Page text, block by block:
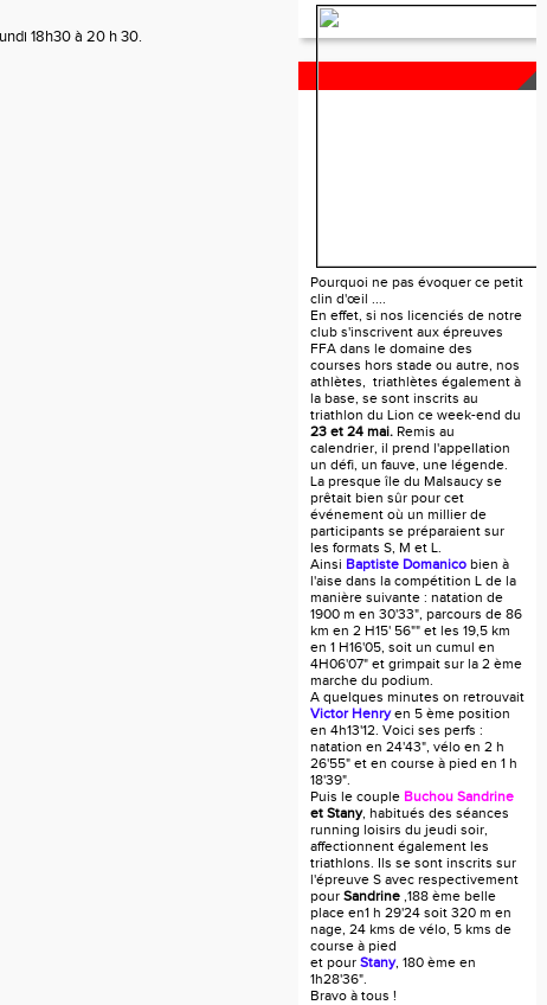
18h30 à 20 h 30.
TRIATHLON DU LION
Pourquoi ne pas évoquer ce petit
clin d'œil ....
En effet, si nos licenciés de notre
club s'inscrivent aux épreuves
FFA dans le domaine des
courses hors stade ou autre, nos
athlètes, triathlètes également à
la base, se sont inscrits au
triathlon du Lion ce week-end du
23 et 24 mai. Remis au
calendrier, il prend l'appellation
un défi, un fauve, une légende.
La presque île du Malsaucy se
prêtait bien sûr pour cet
événement où un millier de
participants se préparaient sur
les formats S, M et L.
Ainsi Baptiste Domanico bien à
l'aise dans la compétition L de la
manière suivante : natation de
1900 m en 30'33", parcours de 86
km en 2 H15' 56"" et les 19,5 km
en 1 H16'05, soit un cumul en
4H06'07" et grimpait sur la 2 ème
marche du podium.
A quelques minutes on retrouvait
Victor Henryen 5 ème position
en 4h13'12. Voici ses perfs :
natation en 24'43", vélo en 2 h
26'55" et en course à pied en 1 h
18'39".
Puis le couple Buchou Sandrine
et Stany, habitués des séances
running loisirs du jeudi soir,
affectionnent également les
triathlons. Ils se sont inscrits sur
l'épreuve S avec respectivement
pour Sandrine ,188 ème belle
place en1 h 29'24 soit 320 m en
nage, 24 kms de vélo, 5 kms de
course à pied
et pour Stany, 180 ème en
1h28'36".
Bravo à tous !